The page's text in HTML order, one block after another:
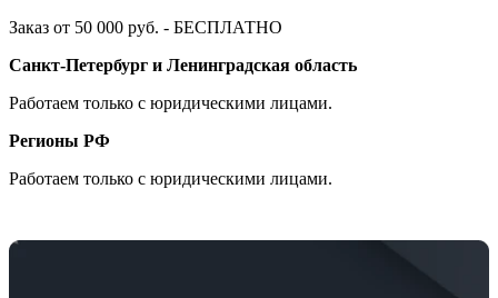
Заказ от 50 000 руб. - БЕСПЛАТНО
Санкт-Петербург и Ленинградская область
Работаем только с юридическими лицами.
Регионы РФ
Работаем только с юридическими лицами.